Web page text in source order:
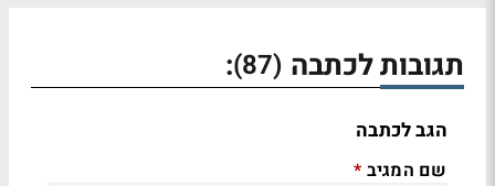
תגובות לכתבה (87)
:
הגב לכתבה
שם המגיב *